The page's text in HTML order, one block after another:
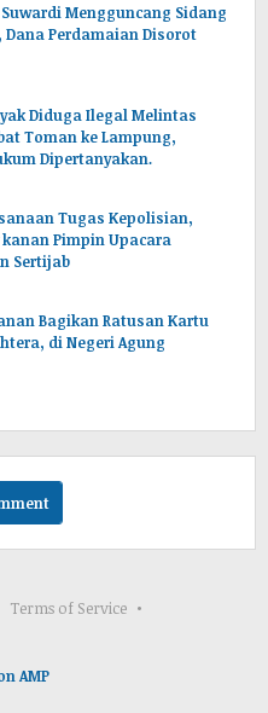
Mengguncang Sidang
Dana Perdamaian Disorot
Diduga Ilegal Melintas
Toman ke Lampung,
Dipertanyakan.
Tugas Kepolisian,
Pimpin Upacara
Sertijab
Bagikan Ratusan Kartu
di Negeri Agung
Terms of Service
AMP